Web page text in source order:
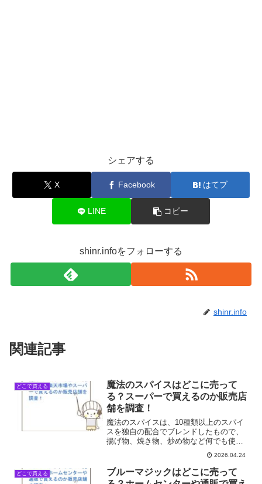
シェアする
X Facebook はてブ
LINE コピー
shinr.infoをフォローする
shinr.info
関連記事
どこで買える
魔法のスパイスはどこに売って
る？スーパーで買えるのか販売店
舗を調査！
魔法のスパイスは、10種類以上のスパイ
スを独自の配合でブレンドしたもので、
揚げ物、焼き物、炒め物など何でも使え
るおすすめのスパイスです。魔法のスパ
イスはどこで売ってるのか、身近な店舗
を中心に最新の販売店を調査しました。
魔法のスパイスが買える...
2026.04.24
どこで買える
ブルーマジックはどこに売って